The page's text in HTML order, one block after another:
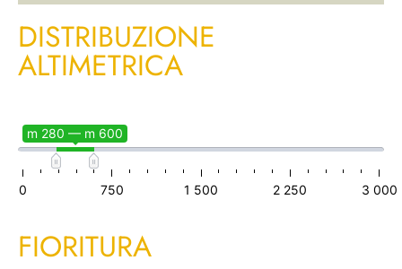
DISTRIBUZIONE
ALTIMETRICA
m 280 — m 600
0 750 1 500 2 250 3 000
FIORITURA